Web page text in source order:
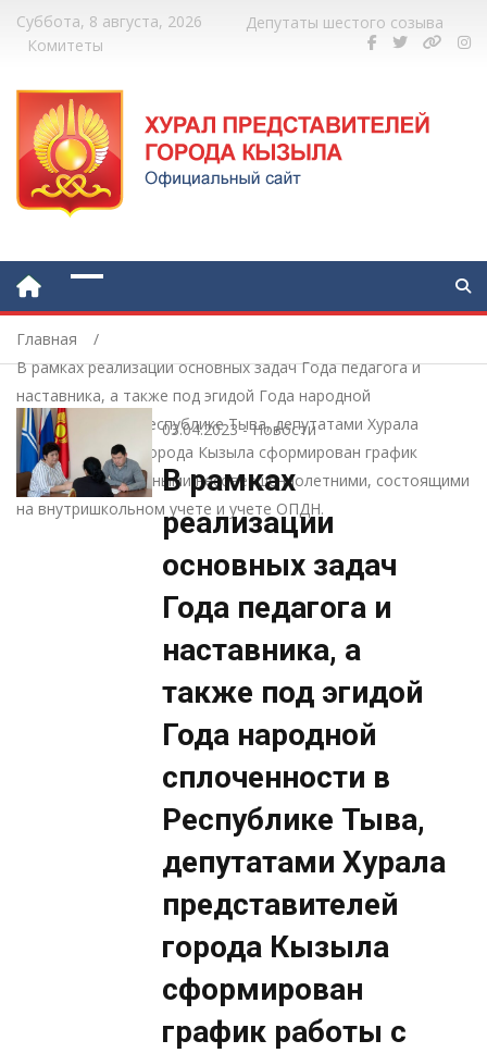
Суббота, 8 августа, 2026
Депутаты шестого созыва
Комитеты
Главная
В рамках реализации основных задач Года педагога и
наставника, а также под эгидой Года народной
сплоченности в Республике Тыва, депутатами Хурала
представителей города Кызыла сформирован график
работы с подопечными несовершеннолетними, состоящими
на внутришкольном учете и учете ОПДН.
03.04.2023- Новости
В рамках
реализации
основных задач
Года педагога и
наставника, а
также под эгидой
Года народной
сплоченности в
Республике Тыва,
депутатами Хурала
представителей
города Кызыла
сформирован
график работы с